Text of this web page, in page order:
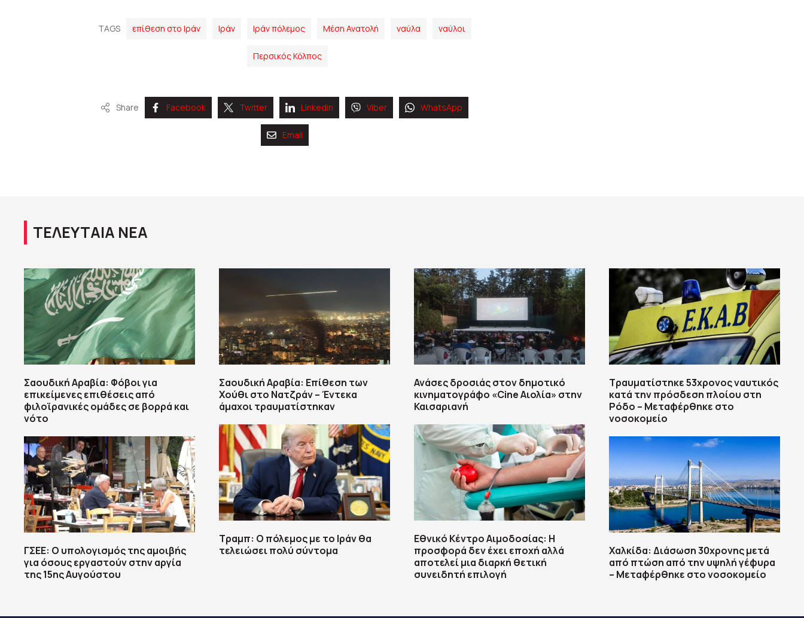
TAGS επίθεση στο Ιράν Ιράν Ιράν πόλεμος Μέση Ανατολή ναύλα ναύλοι
Περσικός Κόλπος
Share Facebook Twitter Linkedin Viber WhatsApp
Email
ΤΕΛΕΥΤΑΙΑ ΝΕΑ
Σαουδική Αραβία: Φόβοι για
επικείμενες επιθέσεις από
φιλοϊρανικές ομάδες σε βορρά και
νότο
ΓΣΕΕ: Ο υπολογισμός της αμοιβής
για όσους εργαστούν στην αργία
της 15ης Αυγούστου
Σαουδική Αραβία: Επίθεση των
Χούθι στο Νατζράν – Έντεκα
άμαχοι τραυματίστηκαν
Τραμπ: Ο πόλεμος με το Ιράν θα
τελειώσει πολύ σύντομα
Ανάσες δροσιάς στον δημοτικό
κινηματογράφο «Cine Αιολία» στην
Καισαριανή
Εθνικό Κέντρο Αιμοδοσίας: H
προσφορά δεν έχει εποχή αλλά
αποτελεί μια διαρκή θετική
συνειδητή επιλογή
Τραυματίστηκε 53χρονος ναυτικός
κατά την πρόσδεση πλοίου στη
Ρόδο – Μεταφέρθηκε στο
νοσοκομείο
Χαλκίδα: Διάσωση 30χρονης μετά
από πτώση από την υψηλή γέφυρα
– Μεταφέρθηκε στο νοσοκομείο